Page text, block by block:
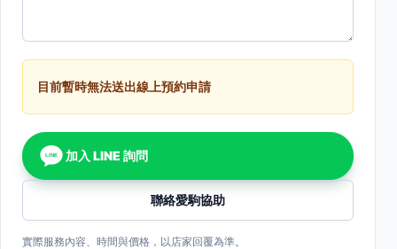
目前暫時無法送出線上預約申請
LINE 加入 LINE 詢問
聯絡愛駒協助
實際服務內容、時間與價格，以店家回覆為準。